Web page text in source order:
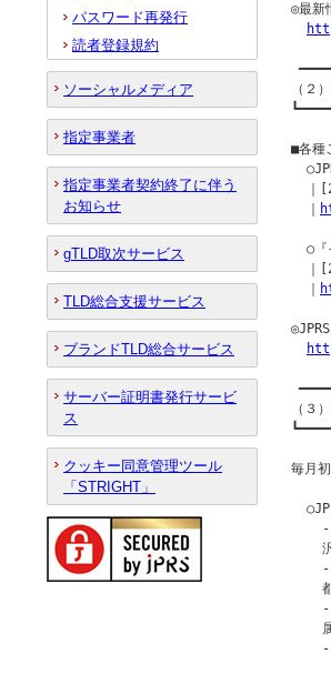
◎最新
（２
■各種
｜
○『
｜
（３
毎月
○JP
パスワード再発行
読者登録規約
ソーシャルメディア
指定事業者
指定事業者契約終了に伴う
お知らせ
gTLD取次サービス
TLD総合支援サービス
ブランドTLD総合サービス
サーバー証明書発行サービ
ス
クッキー同意管理ツール
「STRIGHT」